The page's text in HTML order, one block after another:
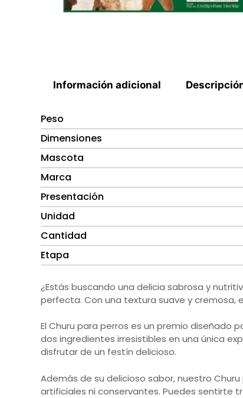
Información adicional
Peso
Dimensiones
Mascota
Marca
Presentación
Unidad
Cantidad
Etapa
¿Estás buscando una delicia sabrosa y
perfecta. Con una textura suave y cremosa,
El Churu para perros es un premio
dos ingredientes irresistibles en una única
disfrutar de un festín delicioso.
Además de su delicioso sabor, nuestro
artificiales ni conservantes. Puedes sentirte